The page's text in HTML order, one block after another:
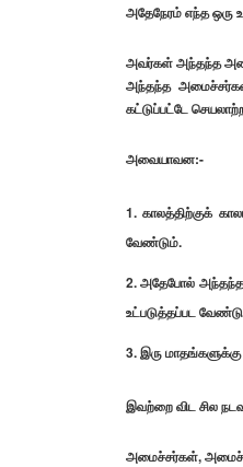
அதேநேரம் எந்த ஒரு
அவர்கள் அந்தந்த
அந்தந்த
கட்டுப்பட்டே
அவையாவன:-
காலத்திற்குக்
வேண்டும்.
அதேபோல் அந்தந்த
உட்படுத்தப்பட
இரு
இவற்றை விட சில
அமைச்சர்கள்,